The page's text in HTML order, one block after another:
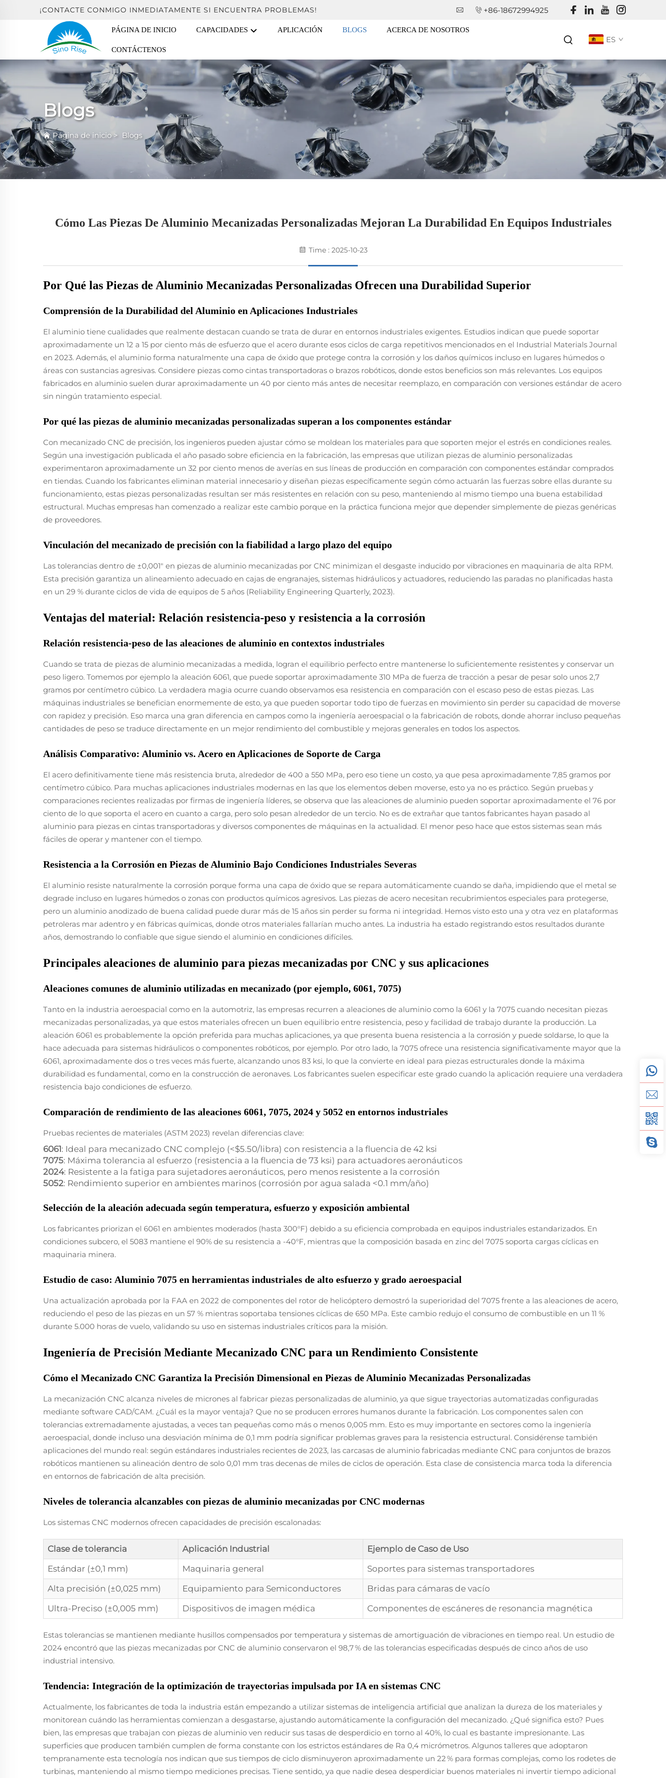
¡CONTACTE CONMIGO INMEDIATAMENTE SI ENCUENTRA PROBLEMAS! +86-18672994925
PÁGINA DE INICIO CAPACIDADES APLICACIÓN BLOGS ACERCA DE NOSOTROS
CONTÁCTENOS
ES
Blogs
Página de inicio> Blogs
Cómo Las Piezas De Aluminio Mecanizadas Personalizadas Mejoran La Durabilidad En Equipos Industriales
Time : 2025-10-23
Por Qué las Piezas de Aluminio Mecanizadas Personalizadas Ofrecen una Durabilidad Superior
Comprensión de la Durabilidad del Aluminio en Aplicaciones Industriales
El aluminio tiene cualidades que realmente destacan cuando se trata de durar en entornos industriales exigentes. Estudios indican que puede soportar
aproximadamente un 12 a 15 por ciento más de esfuerzo que el acero durante esos ciclos de carga repetitivos mencionados en el Industrial Materials Journal
en 2023. Además, el aluminio forma naturalmente una capa de óxido que protege contra la corrosión y los daños químicos incluso en lugares húmedos o
áreas con sustancias agresivas. Considere piezas como cintas transportadoras o brazos robóticos, donde estos beneficios son más relevantes. Los equipos
fabricados en aluminio suelen durar aproximadamente un 40 por ciento más antes de necesitar reemplazo, en comparación con versiones estándar de acero
sin ningún tratamiento especial.
Por qué las piezas de aluminio mecanizadas personalizadas superan a los componentes estándar
Con mecanizado CNC de precisión, los ingenieros pueden ajustar cómo se moldean los materiales para que soporten mejor el estrés en condiciones reales.
Según una investigación publicada el año pasado sobre eficiencia en la fabricación, las empresas que utilizan piezas de aluminio personalizadas
experimentaron aproximadamente un 32 por ciento menos de averías en sus líneas de producción en comparación con componentes estándar comprados
en tiendas. Cuando los fabricantes eliminan material innecesario y diseñan piezas específicamente según cómo actuarán las fuerzas sobre ellas durante su
funcionamiento, estas piezas personalizadas resultan ser más resistentes en relación con su peso, manteniendo al mismo tiempo una buena estabilidad
estructural. Muchas empresas han comenzado a realizar este cambio porque en la práctica funciona mejor que depender simplemente de piezas genéricas
de proveedores.
Vinculación del mecanizado de precisión con la fiabilidad a largo plazo del equipo
Las tolerancias dentro de ±0,001" en piezas de aluminio mecanizadas por CNC minimizan el desgaste inducido por vibraciones en maquinaria de alta RPM.
Esta precisión garantiza un alineamiento adecuado en cajas de engranajes, sistemas hidráulicos y actuadores, reduciendo las paradas no planificadas hasta
en un 29 % durante ciclos de vida de equipos de 5 años (Reliability Engineering Quarterly, 2023).
Ventajas del material: Relación resistencia-peso y resistencia a la corrosión
Relación resistencia-peso de las aleaciones de aluminio en contextos industriales
Cuando se trata de piezas de aluminio mecanizadas a medida, logran el equilibrio perfecto entre mantenerse lo suficientemente resistentes y conservar un
peso ligero. Tomemos por ejemplo la aleación 6061, que puede soportar aproximadamente 310 MPa de fuerza de tracción a pesar de pesar solo unos 2,7
gramos por centímetro cúbico. La verdadera magia ocurre cuando observamos esa resistencia en comparación con el escaso peso de estas piezas. Las
máquinas industriales se benefician enormemente de esto, ya que pueden soportar todo tipo de fuerzas en movimiento sin perder su capacidad de moverse
con rapidez y precisión. Eso marca una gran diferencia en campos como la ingeniería aeroespacial o la fabricación de robots, donde ahorrar incluso pequeñas
cantidades de peso se traduce directamente en un mejor rendimiento del combustible y mejoras generales en todos los aspectos.
Análisis Comparativo: Aluminio vs. Acero en Aplicaciones de Soporte de Carga
El acero definitivamente tiene más resistencia bruta, alrededor de 400 a 550 MPa, pero eso tiene un costo, ya que pesa aproximadamente 7,85 gramos por
centímetro cúbico. Para muchas aplicaciones industriales modernas en las que los elementos deben moverse, esto ya no es práctico. Según pruebas y
comparaciones recientes realizadas por firmas de ingeniería líderes, se observa que las aleaciones de aluminio pueden soportar aproximadamente el 76 por
ciento de lo que soporta el acero en cuanto a carga, pero solo pesan alrededor de un tercio. No es de extrañar que tantos fabricantes hayan pasado al
aluminio para piezas en cintas transportadoras y diversos componentes de máquinas en la actualidad. El menor peso hace que estos sistemas sean más
fáciles de operar y mantener con el tiempo.
Resistencia a la Corrosión en Piezas de Aluminio Bajo Condiciones Industriales Severas
El aluminio resiste naturalmente la corrosión porque forma una capa de óxido que se repara automáticamente cuando se daña, impidiendo que el metal se
degrade incluso en lugares húmedos o zonas con productos químicos agresivos. Las piezas de acero necesitan recubrimientos especiales para protegerse,
pero un aluminio anodizado de buena calidad puede durar más de 15 años sin perder su forma ni integridad. Hemos visto esto una y otra vez en plataformas
petroleras mar adentro y en fábricas químicas, donde otros materiales fallarían mucho antes. La industria ha estado registrando estos resultados durante
años, demostrando lo confiable que sigue siendo el aluminio en condiciones difíciles.
Principales aleaciones de aluminio para piezas mecanizadas por CNC y sus aplicaciones
Aleaciones comunes de aluminio utilizadas en mecanizado (por ejemplo, 6061, 7075)
Tanto en la industria aeroespacial como en la automotriz, las empresas recurren a aleaciones de aluminio como la 6061 y la 7075 cuando necesitan piezas
mecanizadas personalizadas, ya que estos materiales ofrecen un buen equilibrio entre resistencia, peso y facilidad de trabajo durante la producción. La
aleación 6061 es probablemente la opción preferida para muchas aplicaciones, ya que presenta buena resistencia a la corrosión y puede soldarse, lo que la
hace adecuada para sistemas hidráulicos o componentes robóticos, por ejemplo. Por otro lado, la 7075 ofrece una resistencia significativamente mayor que la
6061, aproximadamente dos o tres veces más fuerte, alcanzando unos 83 ksi, lo que la convierte en ideal para piezas estructurales donde la máxima
durabilidad es fundamental, como en la construcción de aeronaves. Los fabricantes suelen especificar este grado cuando la aplicación requiere una verdadera
resistencia bajo condiciones de esfuerzo.
Comparación de rendimiento de las aleaciones 6061, 7075, 2024 y 5052 en entornos industriales
Pruebas recientes de materiales (ASTM 2023) revelan diferencias clave:
6061: Ideal para mecanizado CNC complejo (<$5.50/libra) con resistencia a la fluencia de 42 ksi
7075: Máxima tolerancia al esfuerzo (resistencia a la fluencia de 73 ksi) para actuadores aeronáuticos
2024: Resistente a la fatiga para sujetadores aeronáuticos, pero menos resistente a la corrosión
5052: Rendimiento superior en ambientes marinos (corrosión por agua salada <0.1 mm/año)
Selección de la aleación adecuada según temperatura, esfuerzo y exposición ambiental
Los fabricantes priorizan el 6061 en ambientes moderados (hasta 300°F) debido a su eficiencia comprobada en equipos industriales estandarizados. En
condiciones subcero, el 5083 mantiene el 90% de su resistencia a -40°F, mientras que la composición basada en zinc del 7075 soporta cargas cíclicas en
maquinaria minera.
Estudio de caso: Aluminio 7075 en herramientas industriales de alto esfuerzo y grado aeroespacial
Una actualización aprobada por la FAA en 2022 de componentes del rotor de helicóptero demostró la superioridad del 7075 frente a las aleaciones de acero,
reduciendo el peso de las piezas en un 57 % mientras soportaba tensiones cíclicas de 650 MPa. Este cambio redujo el consumo de combustible en un 11 %
durante 5.000 horas de vuelo, validando su uso en sistemas industriales críticos para la misión.
Ingeniería de Precisión Mediante Mecanizado CNC para un Rendimiento Consistente
Cómo el Mecanizado CNC Garantiza la Precisión Dimensional en Piezas de Aluminio Mecanizadas Personalizadas
La mecanización CNC alcanza niveles de micrones al fabricar piezas personalizadas de aluminio, ya que sigue trayectorias automatizadas configuradas
mediante software CAD/CAM. ¿Cuál es la mayor ventaja? Que no se producen errores humanos durante la fabricación. Los componentes salen con
tolerancias extremadamente ajustadas, a veces tan pequeñas como más o menos 0,005 mm. Esto es muy importante en sectores como la ingeniería
aeroespacial, donde incluso una desviación mínima de 0,1 mm podría significar problemas graves para la resistencia estructural. Considérense también
aplicaciones del mundo real: según estándares industriales recientes de 2023, las carcasas de aluminio fabricadas mediante CNC para conjuntos de brazos
robóticos mantienen su alineación dentro de solo 0,01 mm tras decenas de miles de ciclos de operación. Esta clase de consistencia marca toda la diferencia
en entornos de fabricación de alta precisión.
Niveles de tolerancia alcanzables con piezas de aluminio mecanizadas por CNC modernas
Los sistemas CNC modernos ofrecen capacidades de precisión escalonadas:
Clase de tolerancia Aplicación Industrial
Ejemplo de Caso de Uso
Estándar (±0,1 mm)
Maquinaria general
Soportes para sistemas transportadores
Alta precisión (±0,025 mm)
Equipamiento para Semiconductores
Bridas para cámaras de vacío
Ultra-Preciso (±0,005 mm)
Dispositivos de imagen médica Componentes de escáneres de resonancia magnética
Estas tolerancias se mantienen mediante husillos compensados por temperatura y sistemas de amortiguación de vibraciones en tiempo real. Un estudio de
2024 encontró que las piezas mecanizadas por CNC de aluminio conservaron el 98,7 % de las tolerancias especificadas después de cinco años de uso
industrial intensivo.
Tendencia: Integración de la optimización de trayectorias impulsada por IA en sistemas CNC
Actualmente, los fabricantes de toda la industria están empezando a utilizar sistemas de inteligencia artificial que analizan la dureza de los materiales y
monitorean cuándo las herramientas comienzan a desgastarse, ajustando automáticamente la configuración del mecanizado. ¿Qué significa esto? Pues
bien, las empresas que trabajan con piezas de aluminio ven reducir sus tasas de desperdicio en torno al 40%, lo cual es bastante impresionante. Las
superficies que producen también cumplen de forma constante con los estrictos estándares de Ra 0,4 micrómetros. Algunos talleres que adoptaron
tempranamente esta tecnología nos indican que sus tiempos de ciclo disminuyeron aproximadamente un 22 % para formas complejas, como los rodetes de
turbinas, manteniendo al mismo tiempo mediciones precisas. Tiene sentido, ya que nadie desea desperdiciar buenos materiales ni invertir tiempo adicional